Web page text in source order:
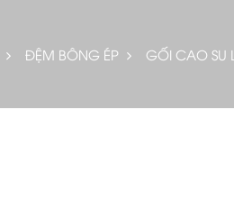
ĐỆM BÔNG ÉP GỐI CAO SU